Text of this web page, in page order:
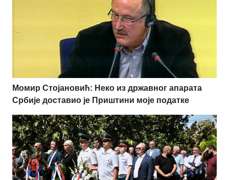
Момир Стојановић: Неко из државног апарата
Србије доставио је Приштини моје податке